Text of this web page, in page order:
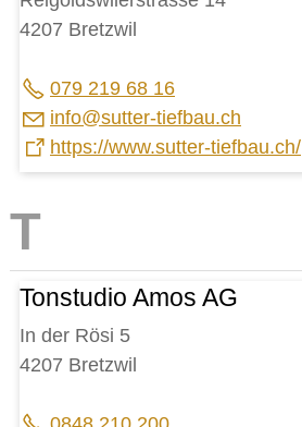
4207 Bretzwil
079 219 68 16
nf
s tt r-t fb
ch
https://www.sutter-tiefbau.ch/
Tonstudio Amos AG
In der Rösi 5
4207 Bretzwil